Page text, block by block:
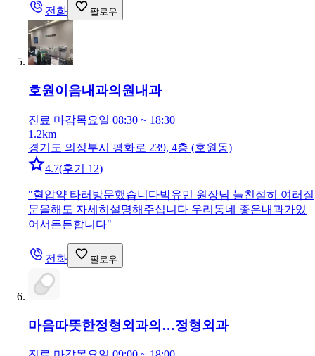
전화 팔로우
호원이음내과의원 내과
진료 마감목요일 08:30 ~ 18:30
1.2km
경기도 의정부시 평화로 239, 4층 (호원동)
4.7(후기 12)
"혈압약 타러방문했습니다박유민 원장님 늘친절히 여러질
문을해도 자세히설명해주십니다 우리동네 좋은내과가있
어서든든합니다"
전화 팔로우
마음따뜻한정형외과의…정형외과